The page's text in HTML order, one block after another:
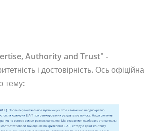
Authority and Trust" -
і достовірність. Ось офіційна
тему: